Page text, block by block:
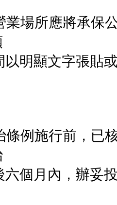
場所應將承保
顯文字張貼或
例施行前，已
月內，辦妥投